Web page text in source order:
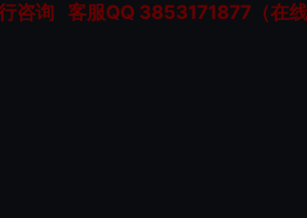
咨询 客服QQ 3853171877（在